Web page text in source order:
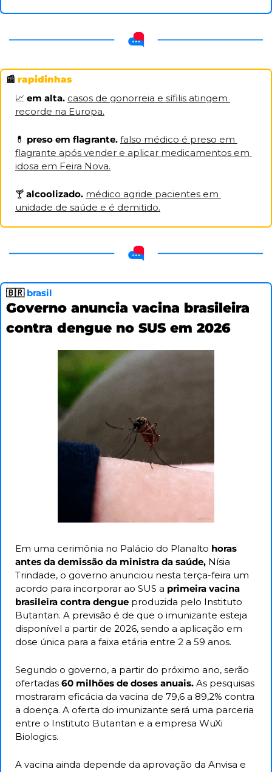
📰 rapidinhas
📈 em alta. casos de gonorreia e sífilis atingem
recorde na Europa.
💊 preso em flagrante. falso médico é preso em
flagrante após vender e aplicar medicamentos em
idosa em Feira Nova.
🍸 alcoolizado. médico agride pacientes em
unidade de saúde e é demitido.
🇧🇷 brasil
Governo anuncia vacina brasileira
contra dengue no SUS em 2026
Em uma cerimônia no Palácio do Planalto horas
antes da demissão da ministra da saúde, Nísia
Trindade, o governo anunciou nesta terça-feira um
acordo para incorporar ao SUS a primeira vacina
brasileira contra dengue produzida pelo Instituto
Butantan. A previsão é de que o imunizante esteja
disponível a partir de 2026, sendo a aplicação em
dose única para a faixa etária entre 2 a 59 anos.
Segundo o governo, a partir do próximo ano, serão
ofertadas 60 milhões de doses anuais. As pesquisas
mostraram eficácia da vacina de 79,6 a 89,2% contra
a doença. A oferta do imunizante será uma parceria
entre o Instituto Butantan e a empresa WuXi
Biologics.
A vacina ainda depende da aprovação da Anvisa e